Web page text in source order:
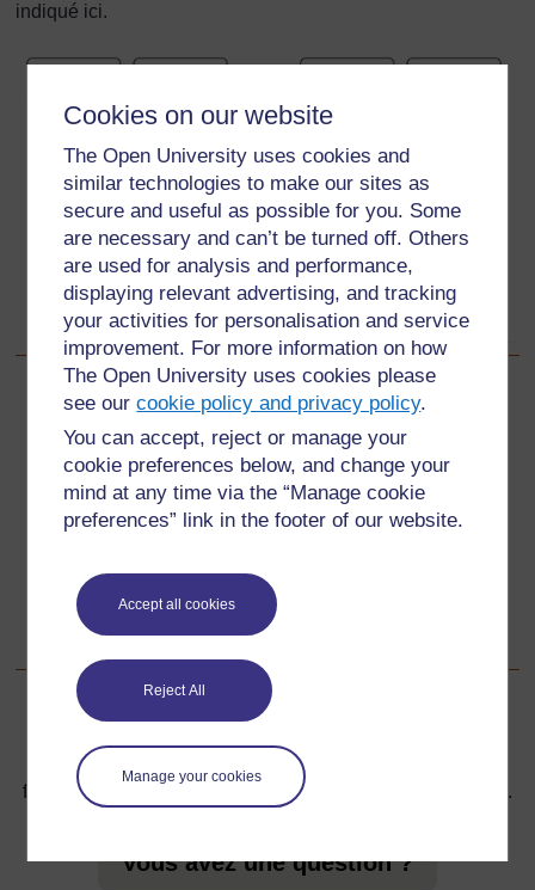
Cookies on our website
The Open University uses cookies and
similar technologies to make our sites as
secure and useful as possible for you. Some
are necessary and can’t be turned off. Others
are used for analysis and performance,
displaying relevant advertising, and tracking
your activities for personalisation and service
improvement. For more information on how
The Open University uses cookies please
see ourcookie policy and privacy policy.
You can accept, reject or manage your
cookie preferences below, and change your
mind at any time via the “Manage cookie
preferences” link in the footer of our website.
Accept all cookies
Reject All
Manage your cookies
indiqué ici.
Précédent
Précédent
Ressource 1: Raisons pour lesquelles nous vivons dans
des familles – liste de la classe de Mademoiselle Kaga
Ressource 3: Jeux de rôle destinés à l’exploration des
réseaux scolaires
Pour de plus amples informations, référez-vous à notre
foire aux questions qui peut vous fournir l'aide nécessaire.
Vous avez une question ?